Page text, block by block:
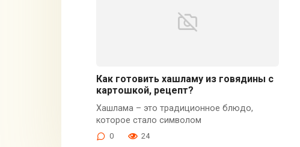
Как готовить хашламу из говядины с
картошкой, рецепт?
Хашлама – это традиционное блюдо,
которое стало символом
0 24